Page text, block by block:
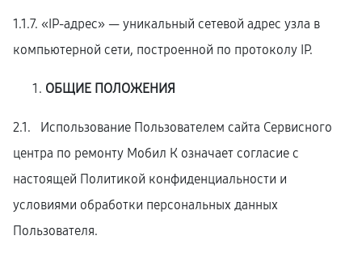
1.1.7. «IP-адрес» — уникальный сетевой адрес узла в
компьютерной сети, построенной по протоколу IP.
ОБЩИЕ ПОЛОЖЕНИЯ
2.1. Использование Пользователем сайта Сервисного
центра по ремонту Мобил К означает согласие с
настоящей Политикой конфиденциальности и
условиями обработки персональных данных
Пользователя.